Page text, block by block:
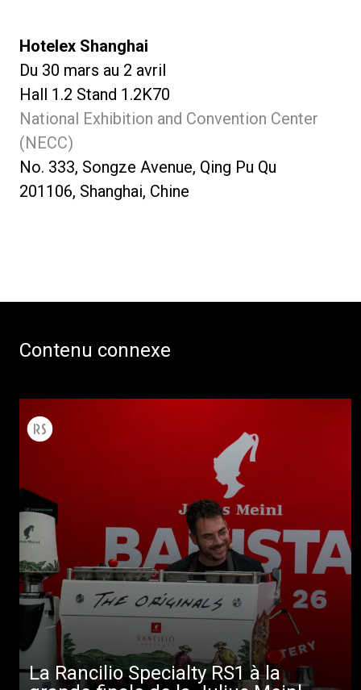
Hotelex Shanghai
Du 30 mars au 2 avril
Hall 1.2 Stand 1.2K70
National Exhibition and Convention Center
(NECC)
No. 333, Songze Avenue, Qing Pu Qu
201106, Shanghai, Chine
Contenu connexe
La Rancilio Specialty RS1 à la